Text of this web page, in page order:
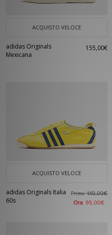
ACQUISTO VELOCE
adidas Originals
Mexicana
155,00€
ACQUISTO VELOCE
adidas Originals Italia
60s
Prima140,00€
Ora 95,00€